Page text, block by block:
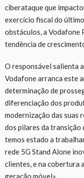
ciberataque que
exercício fiscal do
obstáculos, a Vodafone
tendência de
O responsável salienta
Vodafone arranca este
determinação de
diferenciação dos
modernização das suas
dos pilares da
temos estado a
rede 5G Stand Alone
clientes, e na cobertura
geração móvel».